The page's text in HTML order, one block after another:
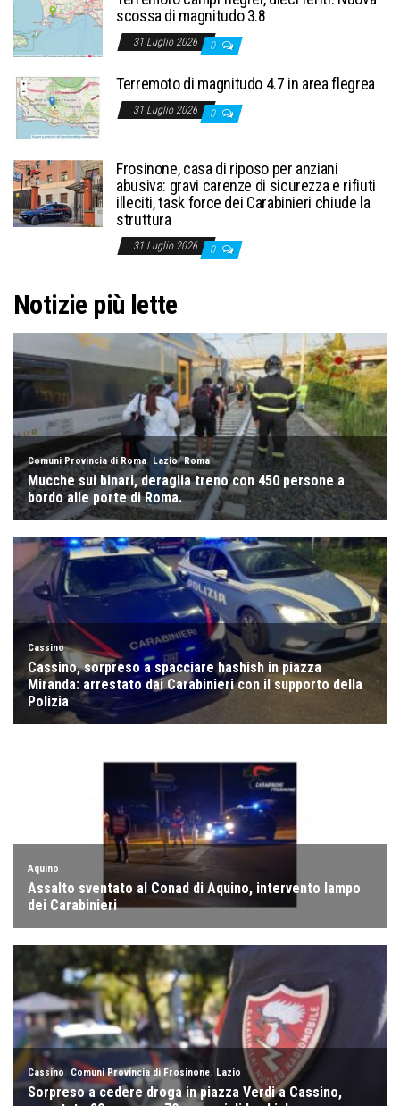
scossa di magnitudo 3.8
31 Luglio 2026 0
Terremoto di magnitudo 4.7 in area flegrea
31 Luglio 2026 0
Frosinone, casa di riposo per anziani
abusiva: gravi carenze di sicurezza e rifiuti
illeciti, task force dei Carabinieri chiude la
struttura
31 Luglio 2026 0
Notizie più lette